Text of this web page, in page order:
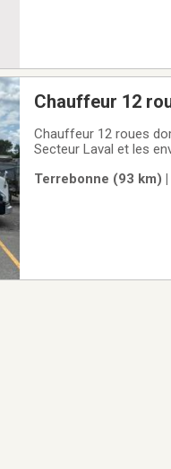
Chauffeur 12
Chauffeur 12 roues dompeur . Salaire
Secteur Laval et les
Terrebonne (93 km)